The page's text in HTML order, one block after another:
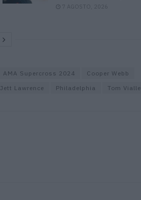
7 AGOSTO, 2026
AMA Supercross 2024
Cooper Webb
Jett Lawrence Philadelphia Tom Vialle